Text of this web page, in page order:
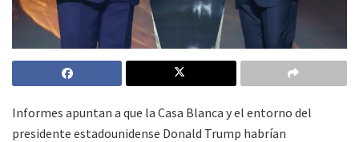
Informes apuntan a que la Casa Blanca y el entorno del
presidente estadounidense Donald Trump habrían